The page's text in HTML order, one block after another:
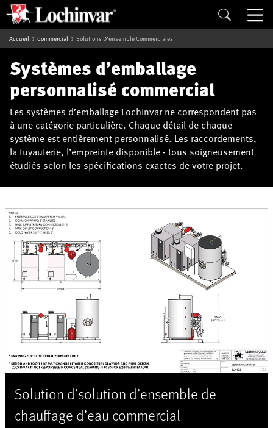
Accueil Commercial Solutions D’ensemble Commerciales
Systèmes d’emballage
personnalisé commercial
Les systèmes d’emballage Lochinvar ne correspondent pas
à une catégorie particulière. Chaque détail de chaque
système est entièrement personnalisé. Les raccordements,
la tuyauterie, l’empreinte disponible - tous soigneusement
étudiés selon les spécifications exactes de votre projet.
Solution d’solution d’ensemble de
chauffage d’eau commercial